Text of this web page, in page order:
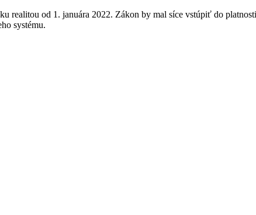
realitou od 1. januára 2022. Zákon by mal síce vstúpiť do
systému.